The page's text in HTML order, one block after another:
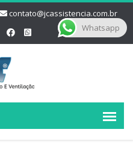
contato@jcassistencia.com.br
Whatsapp